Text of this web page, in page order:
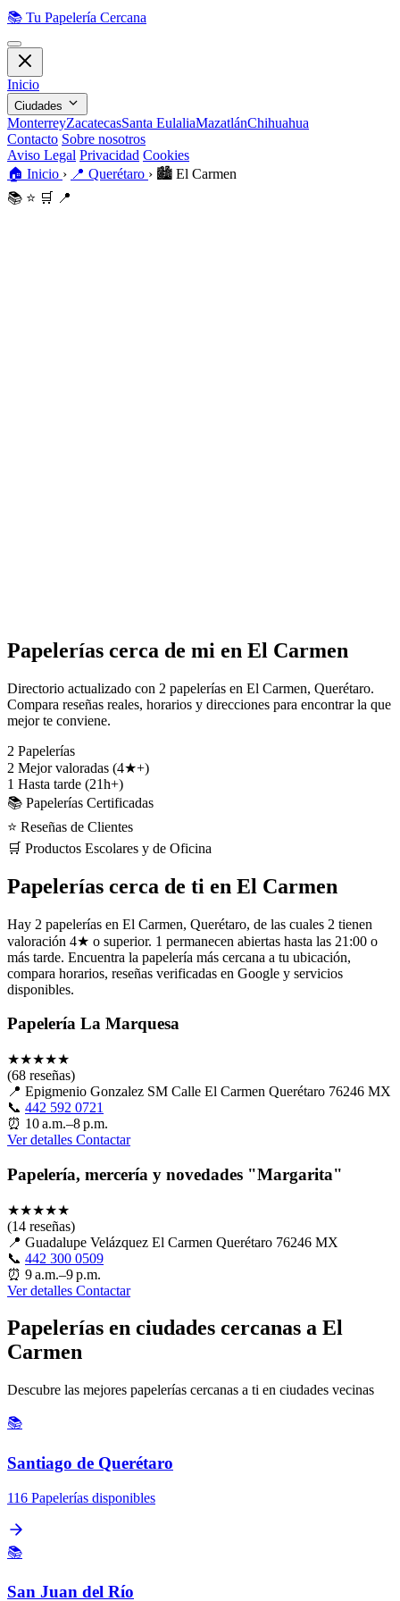
📚 Tu Papelería Cercana
Inicio
Ciudades
MonterreyZacatecasSanta EulaliaMazatlánChihuahua
Contacto Sobre nosotros
Aviso Legal Privacidad Cookies
🏠 Inicio › 📍 Querétaro › 🏙️ El Carmen
📚 ⭐ 🛒 📍
Papelerías cerca de mi en El Carmen
Directorio actualizado con 2 papelerías en El Carmen, Querétaro.
Compara reseñas reales, horarios y direcciones para encontrar la que
mejor te conviene.
2 Papelerías
2 Mejor valoradas (4★+)
1 Hasta tarde (21h+)
📚 Papelerías Certificadas
⭐ Reseñas de Clientes
🛒 Productos Escolares y de Oficina
Papelerías cerca de ti en El Carmen
Hay 2 papelerías en El Carmen, Querétaro, de las cuales 2 tienen
valoración 4★ o superior. 1 permanecen abiertas hasta las 21:00 o
más tarde. Encuentra la papelería más cercana a tu ubicación,
compara horarios, reseñas verificadas en Google y servicios
disponibles.
Papelería La Marquesa
★★★★★
(68 reseñas)
📍 Epigmenio Gonzalez SM Calle El Carmen Querétaro 76246 MX
📞 442 592 0721
⏰ 10 a.m.–8 p.m.
Ver detalles Contactar
Papelería, mercería y novedades "Margarita"
★★★★★
(14 reseñas)
📍 Guadalupe Velázquez El Carmen Querétaro 76246 MX
📞 442 300 0509
⏰ 9 a.m.–9 p.m.
Ver detalles Contactar
Papelerías en ciudades cercanas a El
Carmen
Descubre las mejores papelerías cercanas a ti en ciudades vecinas
📚
Santiago de Querétaro
116 Papelerías disponibles
📚
San Juan del Río